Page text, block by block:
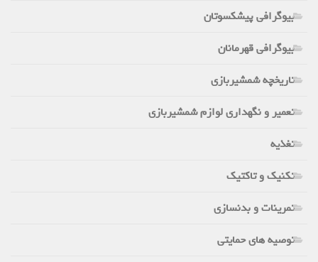
بیوگرافی پیشکسوتان
بیوگرافی قهرمانان
تاریخچه شمشیربازی
تعمیر و نگهداری لوازم شمشیربازی
تغذیه
تکنیک و تاکتیک
تمرینات و بدنسازی
توصیه های حمایتی